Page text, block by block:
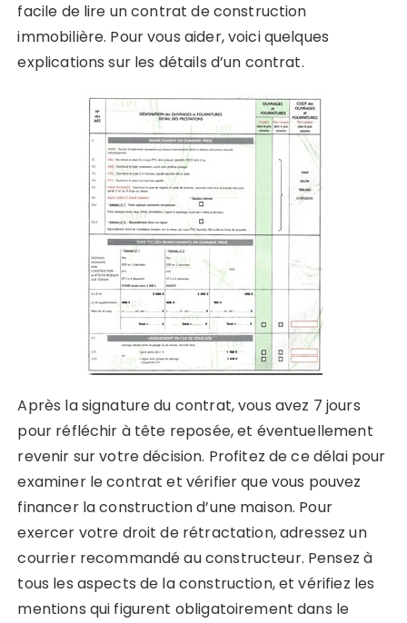
facile de lire un contrat de construction
immobilière. Pour vous aider, voici quelques
explications sur les détails d’un contrat.
Après la signature du contrat, vous avez 7 jours
pour réfléchir à tête reposée, et éventuellement
revenir sur votre décision. Profitez de ce délai pour
examiner le contrat et vérifier que vous pouvez
financer la construction d’une maison. Pour
exercer votre droit de rétractation, adressez un
courrier recommandé au constructeur. Pensez à
tous les aspects de la construction, et vérifiez les
mentions qui figurent obligatoirement dans le